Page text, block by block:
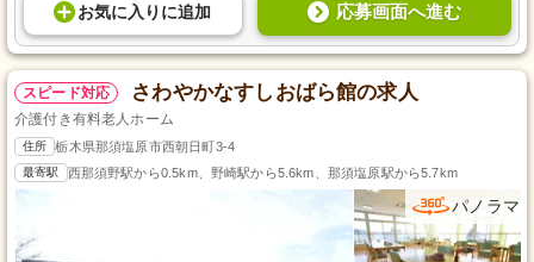
お気に入り に追加 応募画面へ進む
スピード対応 さわやかなすしおばら館の求人
介護付き有料老人ホーム
住所 栃木県那須塩原市西朝日町3-4
最寄駅 西那須野駅から0.5km、野崎駅から5.6km、那須塩原駅から5.7km
パノラマ